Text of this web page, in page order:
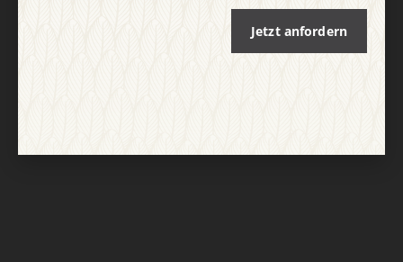
Jetzt anfordern